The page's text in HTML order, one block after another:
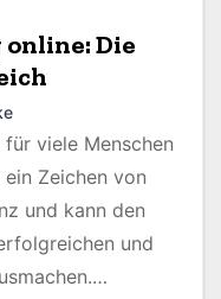
Die
viele Menschen
Zeichen von
und kann den
und